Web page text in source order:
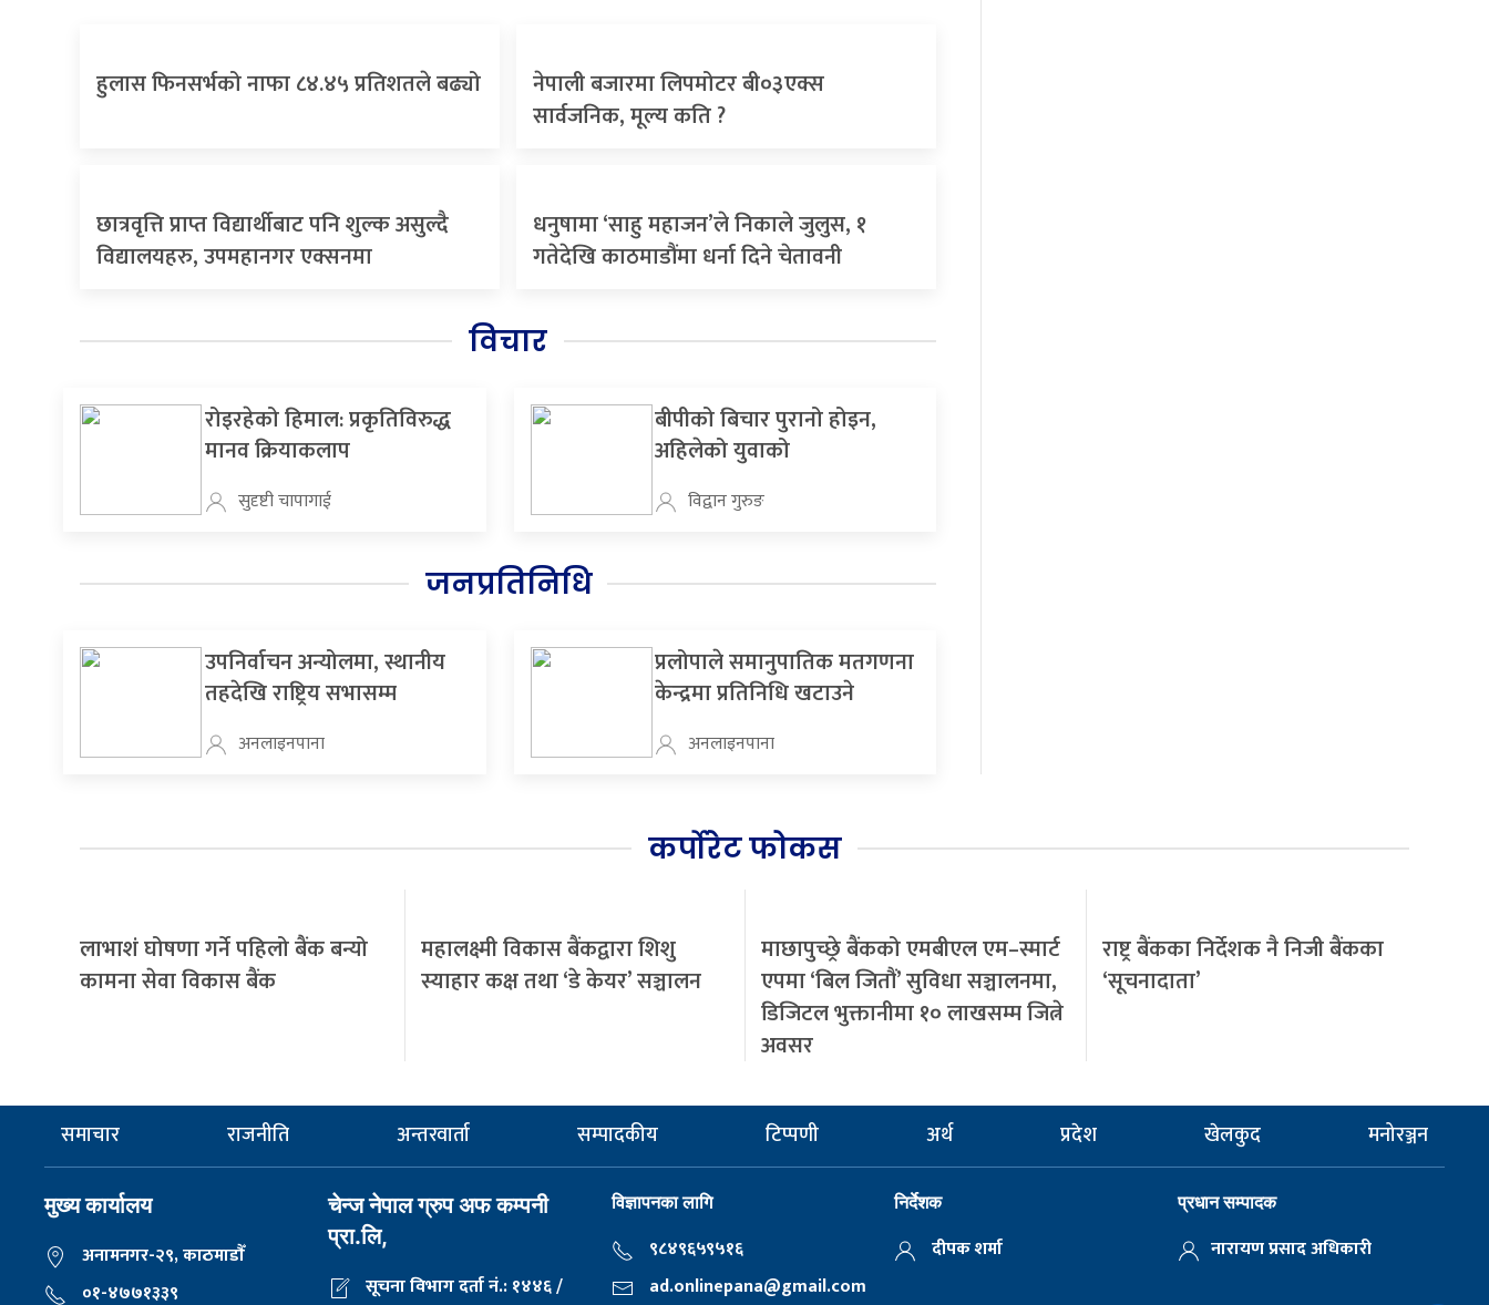
हुलास फिनसर्भको नाफा ८४.४५ प्रतिशतले बढ्यो
नेपाली बजारमा लिपमोटर बी०३एक्स
सार्वजनिक, मूल्य कति ?
छात्रवृत्ति प्राप्त विद्यार्थीबाट पनि शुल्क असुल्दै
विद्यालयहरु, उपमहानगर एक्सनमा
धनुषामा ‘साहु महाजन’ले निकाले जुलुस, १
गतेदेखि काठमाडौंमा धर्ना दिने चेतावनी
विचार
रोइरहेको हिमाल: प्रकृतिविरुद्ध
मानव क्रियाकलाप
सुदृष्टी चापागाई
बीपीको बिचार पुरानो होइन,
अहिलेको युवाको
विद्वान गुरुङ
जनप्रतिनिधि
उपनिर्वाचन अन्योलमा, स्थानीय
तहदेखि राष्ट्रिय सभासम्म
अनलाइनपाना
प्रलोपाले समानुपातिक मतगणना
केन्द्रमा प्रतिनिधि खटाउने
अनलाइनपाना
कर्पोरेट फोकस
लाभाशं घोषणा गर्ने पहिलो बैंक बन्यो
कामना सेवा विकास बैंक
महालक्ष्मी विकास बैंकद्वारा शिशु
स्याहार कक्ष तथा ‘डे केयर’ सञ्चालन
माछापुच्छ्रे बैंकको एमबीएल एम–स्मार्ट
एपमा ‘बिल जितौं’ सुविधा सञ्चालनमा,
डिजिटल भुक्तानीमा १० लाखसम्म जित्ने
अवसर
राष्ट्र बैंकका निर्देशक नै निजी बैंकका
‘सूचनादाता’
समाचार राजनीति अन्तरवार्ता सम्पादकीय टिप्पणी अर्थ प्रदेश खेलकुद मनोरञ्जन
मुख्य कार्यालय
अनामनगर-२९, काठमाडाैँ
०१-४७७१३३९
चेन्ज नेपाल ग्रुप अफ कम्पनी
प्रा.लि,
सूचना विभाग दर्ता नं.: १४४६ /
विज्ञापनका लागि
९८४९६५९५१६
ad.onlinepana@gmail.com
निर्देशक
दीपक शर्मा
प्रधान सम्पादक
नारायण प्रसाद अधिकारी